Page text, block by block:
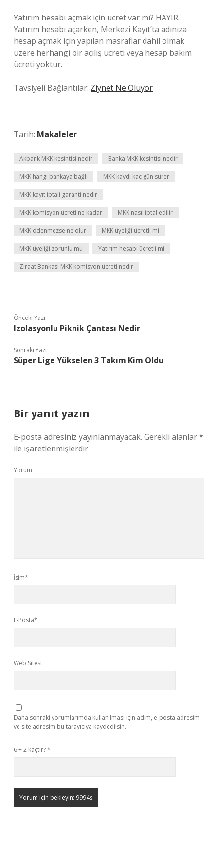
Yatırım hesabı açmak için ücret var mı? HAYIR.
Yatırım hesabı açarken, Merkezi Kayıt’ta adınıza
hesap açmak için yapılan masraflar dahil olmak
üzere herhangi bir açılış ücreti veya hesap bakım
ücreti yoktur.
Tavsiyeli Bağlantılar: Ziynet Ne Oluyor
Tarih: Makaleler
Akbank MKK kesintisi nedir Banka MKK kesintisi nedir
MKK hangi bankaya bağlı MKK kaydı kaç gün sürer
MKK kayıt iptali garanti nedir
MKK komisyon ücreti ne kadar MKK nasıl iptal edilir
MKK ödenmezse ne olur MKK üyeliği ücretli mi
MKK üyeliği zorunlu mu Yatırım hesabı ücretli mi
Ziraat Bankası MKK komisyon ücreti nedir
Önceki Yazı
Izolasyonlu Piknik Çantası Nedir
Sonraki Yazı
Süper Lige Yükselen 3 Takım Kim Oldu
Bir yanıt yazın
E-posta adresiniz yayınlanmayacak. Gerekli alanlar*
ile işaretlenmişlerdir
Yorum
İsim*
E-Posta*
Web Sitesi
Daha sonraki yorumlarımda kullanılması için adım, e-posta adresim
ve site adresim bu tarayıcıya kaydedilsin.
6 + 2 kaçtır?*